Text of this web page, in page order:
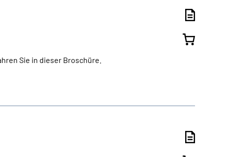
Sie in dieser Broschüre.